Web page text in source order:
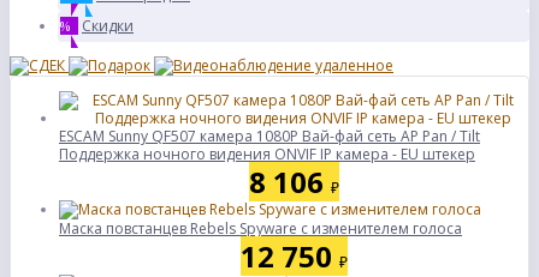
% Скидки
ESCAM Sunny QF507 камера 1080P Вай-фай сеть AP Pan / Tilt
Поддержка ночного видения ONVIF IP камера - EU штекер
8 106 ₽
Маска повстанцев Rebels Spyware с изменителем голоса
12 750 ₽